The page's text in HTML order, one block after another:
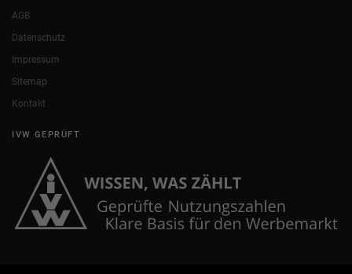
AGB
Datenschutz
Impressum
Sitemap
Kontakt
IVW GEPRÜFT